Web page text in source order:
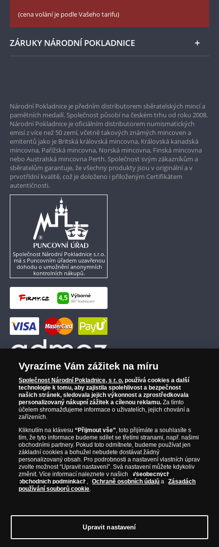
LinkedIn Národní Pokladnice
Instagram Národní Pokladnice
(cena volání je podle Vašeho tarifu)
ZÁRUKY NÁRODNÍ POKLADNICE
Garance nejvyšší kvality
Pouze originální produkty
Národní Pokladnice je předním distributorem sběratelských mincí a
pamětních medailí. Společnost působí na českém trhu od roku 2008.
Národní Pokladnice je oficiálním distributorem numismatických
emisí z více než 50 zemí, včetně takových známých mincoven a
emitentů jako je Britská královská mincovna, Královská kanadská
mincovna, Pařížská mincovna, Norská mincovna, Finská mincovna
nebo Australská mincovna Perth. Společnost svým zákazníkům a
sběratelům garantuje, že všechny produkty jsou v originální a v
prvotřídní kvalitě, což je doloženo i přiloženým Certifikátem
autentičnosti.
Společnost Národní Pokladnice s.r.o.
má s Puncovním úřadem uzavřenou
dohodu o umožnění anonymních
kontrolních nákupů.
Tel.: 810 100 500E-mail: info@narodnipokladnice.cz, www.narodnipokladnice.cz;
soudem v Praze, oddíl C, vložka 146644
Upravit nastavení souborů cookie můžetekliknutím na tento
Vyrazíme Vám zážitek na míru
Společnost Národní Pokladnice, s r. o. používá cookies a další
technologie k tomu, aby zajistila spolehlivost a bezpečnost
našich stránek, sledovala jejich výkonnost a zprostředkovala
personalizovaný nákupní zážitek a cílenou reklamu. Za tímto
účelem shromažďujeme informace o uživatelích, jejich chování a
zařízeních.
Kliknutím na klávesu“Přijmout vše”, toto přijímáte a souhlasíte s
tím, že tyto informace budeme sdílet se třetími stranami, např. našimi
obchodními partnery. Pokud toto odmítnete, budeme používat jen
základní cookies a bohužel nebudete dostávat žádný
personalizovaný obsah. Pro podrobnosti a nastavení vlastních úprav
zvolte možnost “Upravit nastavení”. Svá nastavení můžete kdykoliv
změnit. Více informací naleznete v našich
Všeobecných
obchodních podmínkách , Ochraně osobních údajů a
Zásadách
používání souborů cookie.
Upravit nastavení